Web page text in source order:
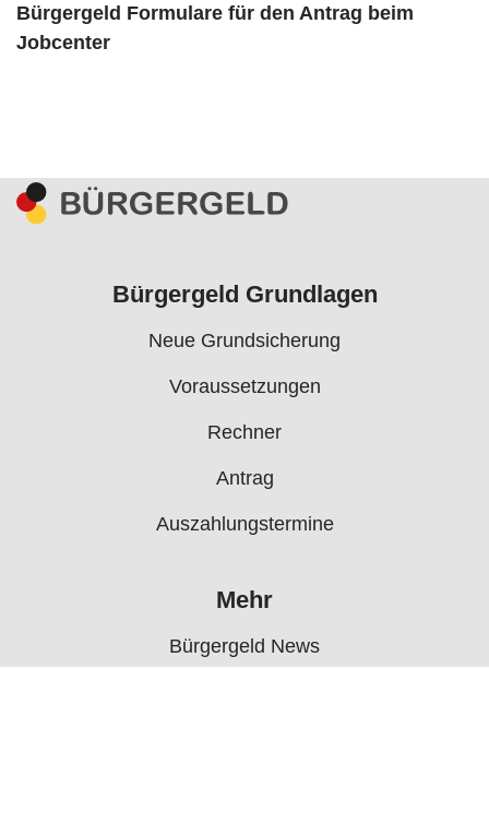
Bürgergeld Formulare für den Antrag beim
Jobcenter
Bürgergeld Grundlagen
Neue Grundsicherung
Voraussetzungen
Rechner
Antrag
Auszahlungstermine
Mehr
Bürgergeld News